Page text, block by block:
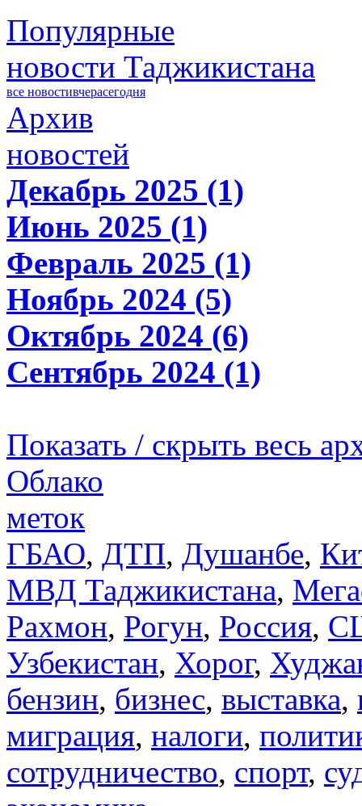
Популярные
новости Таджикистана
все новостивчерасегодня
Архив
новостей
Декабрь 2025 (1)
Июнь 2025 (1)
Февраль 2025 (1)
Ноябрь 2024 (5)
Октябрь 2024 (6)
Сентябрь 2024 (1)
Показать / скрыть весь
Облако
меток
ГБАО, ДТП, Душанбе,
МВД Таджикистана,
Рахмон, Рогун, Россия,
Узбекистан, Хорог,
бензин, бизнес, выставка,
миграция, налоги,
сотрудничество, спорт,